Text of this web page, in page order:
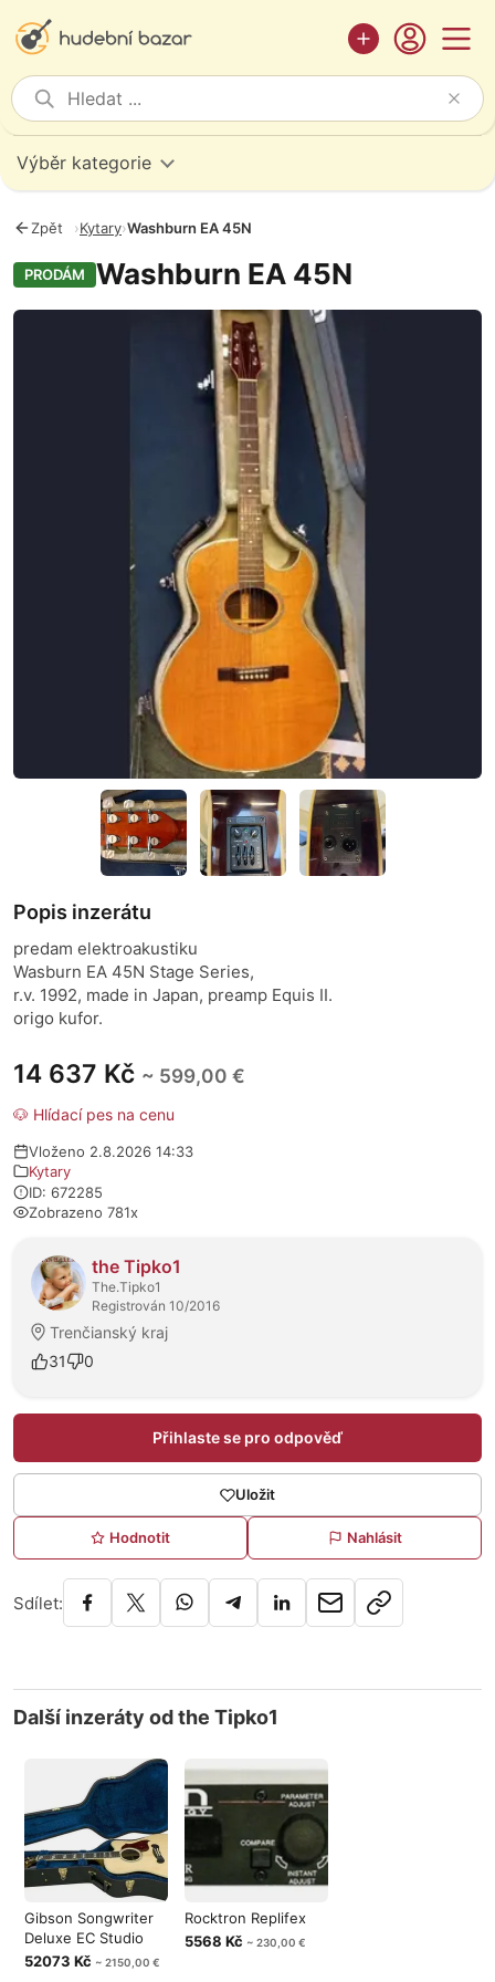
Výběr kategorie
Zpět ›Kytary›Washburn EA 45N
PRODÁM Washburn EA 45N
Fotografie
14 637 Kč ~ 599,00 €
🐶 Hlídací pes na cenu
Vloženo 2.8.2026 14:33
Kytary
ID: 672285
Zobrazeno 781x
O prodejci
the Tipko1
The.Tipko1
Registrován 10/2016
Trenčianský kraj
31
0
Přihlaste se pro odpověď
Uložit
Hodnotit Nahlásit
Sdílet:
Popis inzerátu
predam elektroakustiku
Wasburn EA 45N Stage Series,
r.v. 1992, made in Japan, preamp Equis II.
origo kufor.
Další inzeráty od the Tipko1
Gibson Songwriter
Deluxe EC Studio
52073 Kč ~ 2150,00 €
Rocktron Replifex
5568 Kč ~ 230,00 €